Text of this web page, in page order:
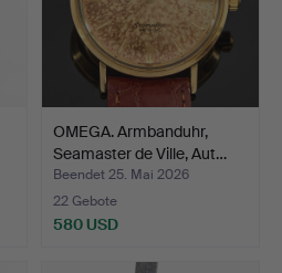
OMEGA. Armbanduhr,
Seamaster de Ville, Aut…
Beendet 25. Mai 2026
22 Gebote
580 USD